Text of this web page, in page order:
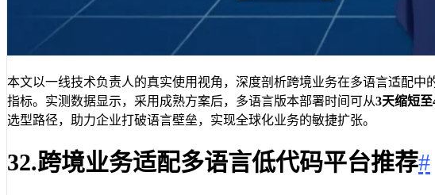
本文以一线技术负责人的真实使用视角，深度剖析跨境业务在多语言适配中
指标。实测数据显示，采用成熟方案后，多语言版本部署时间可从3天缩短
选型路径，助力企业打破语言壁垒，实现全球化业务的敏捷扩张。
32.跨境业务适配多语言低代码平台推荐#